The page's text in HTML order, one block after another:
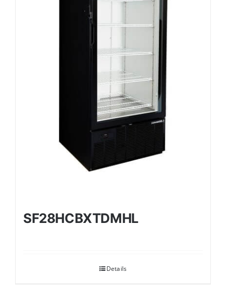
SF28HCBXTDMHL
Details